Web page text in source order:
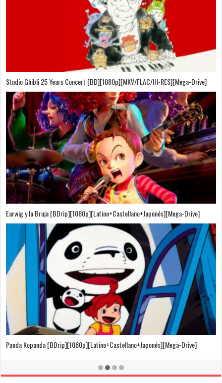
On Your Mark [OVA][BDrip][1080p][Sub-Español][Sub-English][MEGA]
Puedo Escuchar el Mar [Película][BDrip][1080p][Dual Audio]
[Castellano+Japonés][Sub-Español][MEGA]